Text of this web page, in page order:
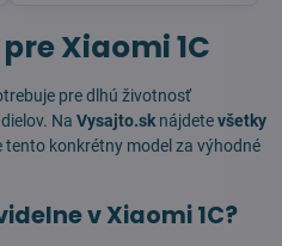
Xiaomi 1C
pre dlhú životnosť
Na Vysajto.sknájdetevšetky
tento konkrétny model za výhodné
v Xiaomi 1C?